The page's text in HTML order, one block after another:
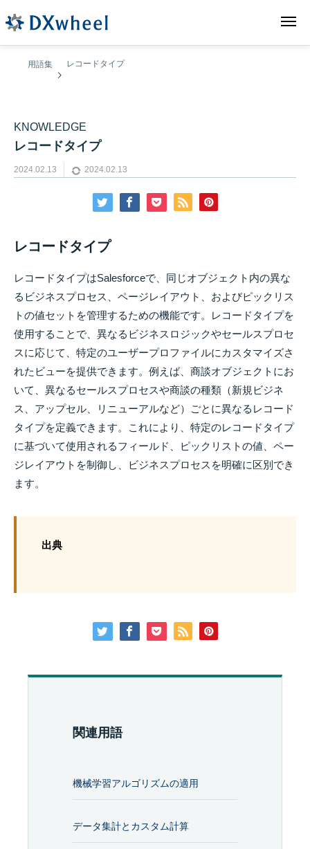
用語集 レコードタイプ
レコードタイプ
2024.02.13 2024.02.13
レコードタイプ
レコードタイプはSalesforceで、同じオブジェクト内の異な
るビジネスプロセス、ページレイアウト、およびピックリス
トの値セットを管理するための機能です。レコードタイプを
使用することで、異なるビジネスロジックやセールスプロセ
スに応じて、特定のユーザープロファイルにカスタマイズさ
れたビューを提供できます。例えば、商談オブジェクトにお
いて、異なるセールスプロセスや商談の種類（新規ビジネ
ス、アップセル、リニューアルなど）ごとに異なるレコード
タイプを定義できます。これにより、特定のレコードタイプ
に基づいて使用されるフィールド、ピックリストの値、ペー
ジレイアウトを制御し、ビジネスプロセスを明確に区別でき
ます。
出典
関連用語
機械学習アルゴリズムの適用
データ集計とカスタム計算